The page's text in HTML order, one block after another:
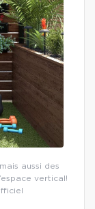
aussi des
vertical!